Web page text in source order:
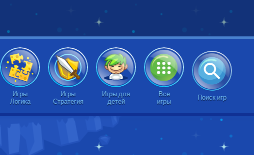
Игры
Логика
Игры
Стратегия
Игры для
детей
Все
игры
Поиск игр